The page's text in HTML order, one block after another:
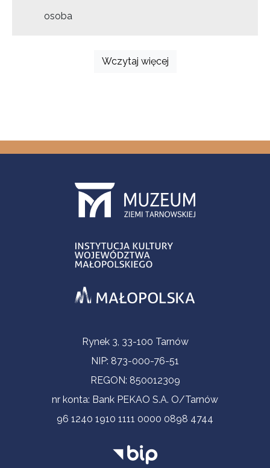
osoba
Wczytaj więcej
Informacje kontaktoweRynek 3, 33-100 Tarnów
NIP: 873-000-76-51
REGON: 850012309
nr konta: Bank PEKAO S.A. O/Tarnów
96 1240 1910 1111 0000 0898 4744